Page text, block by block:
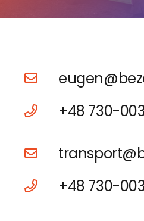
+48 730-
+48 730-